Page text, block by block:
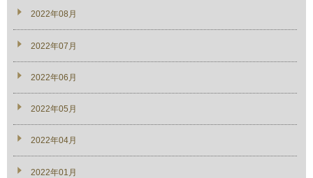
2022年08月
2022年07月
2022年06月
2022年05月
2022年04月
2022年01月